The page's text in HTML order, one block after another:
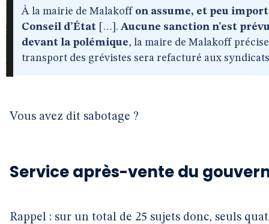
À la mairie de Malakoff on assume, et peu
Conseil d’État […]. Aucune sanction n’est
devant la polémique, la maire de Malakoff
transport des grévistes sera refacturé aux
Vous avez dit sabotage ?
Service après-vente du
Rappel : sur un total de 25 sujets donc, seuls